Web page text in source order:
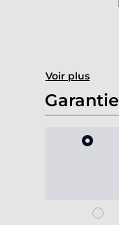
Voir plus
Garantie